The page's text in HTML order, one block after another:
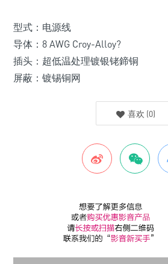
型式：电源线
导体：8 AWG Croy-Alloy?
插头：超低温处理镀银铑鍗铜
屏蔽：镀锡铜网
喜欢 (0)